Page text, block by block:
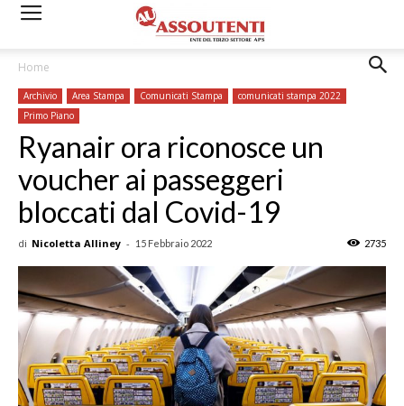
Home
Archivio Area Stampa Comunicati Stampa
comunicati stampa 2022
Primo Piano
Ryanair ora riconosce un
voucher ai passeggeri
bloccati dal Covid-19
di Nicoletta Alliney - 15 Febbraio 2022 2735